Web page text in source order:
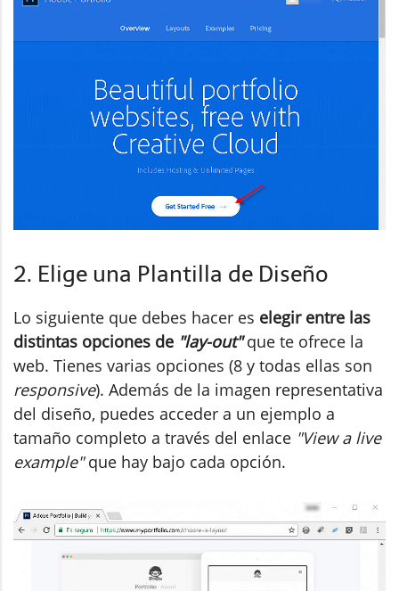
2. Elige una Plantilla de Diseño
Lo siguiente que debes hacer es elegir entre las
distintas opciones de "lay-out"que te ofrece la
web. Tienes varias opciones (8 y todas ellas son
responsive). Además de la imagen representativa
del diseño, puedes acceder a un ejemplo a
tamaño completo a través del enlace "View a live
example"que hay bajo cada opción.